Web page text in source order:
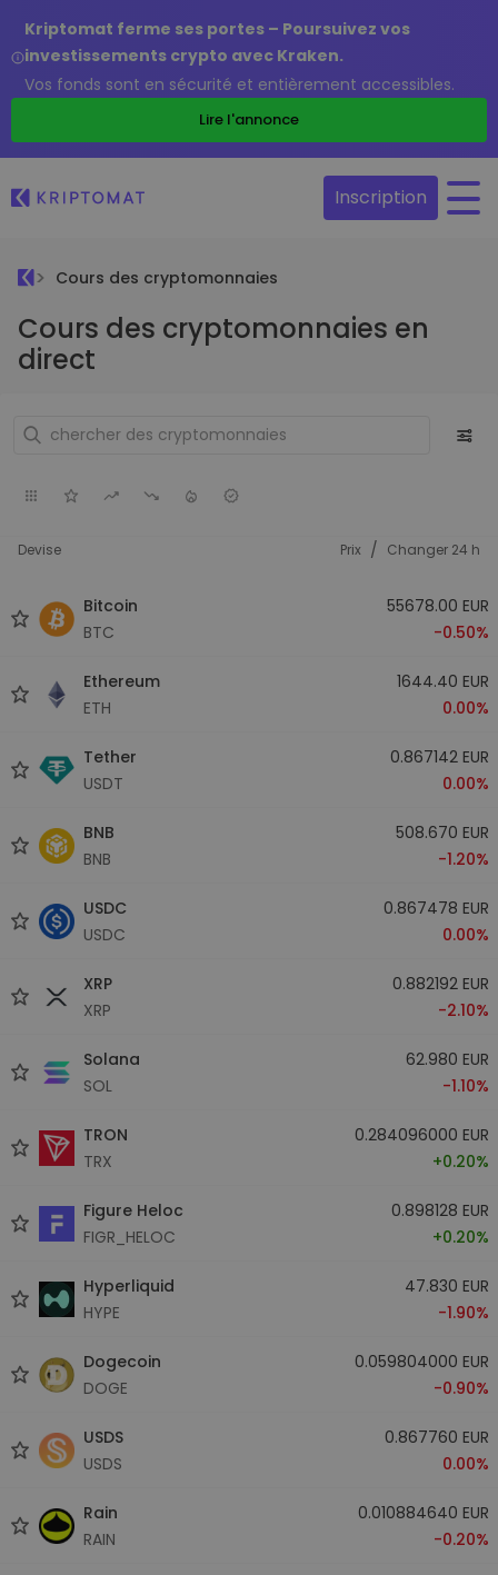
Kriptomat ferme ses portes – Poursuivez vos
investissements crypto avec Kraken.
Vos fonds sont en sécurité et entièrement accessibles.
Lire l'annonce
Inscription
Cours des cryptomonnaies
Cours des cryptomonnaies en
direct
Devise Prix / Changer 24 h
Bitcoin
BTC
55678.00 EUR
-0.50%
Ethereum
ETH
1644.40 EUR
0.00%
Tether
USDT
0.867142 EUR
0.00%
BNB
BNB
508.670 EUR
-1.20%
USDC
USDC
0.867478 EUR
0.00%
XRP
XRP
0.882192 EUR
-2.10%
Solana
SOL
62.980 EUR
-1.10%
TRON
TRX
0.284096000 EUR
+0.20%
Figure Heloc
FIGR_HELOC
0.898128 EUR
+0.20%
Hyperliquid
HYPE
47.830 EUR
-1.90%
Dogecoin
DOGE
0.059804000 EUR
-0.90%
USDS
USDS
0.867760 EUR
0.00%
Rain
RAIN
0.010884640 EUR
-0.20%